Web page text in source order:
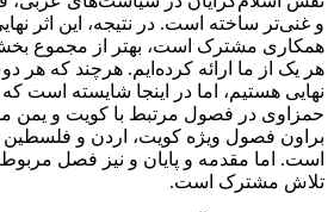
و غنی‌تر ساخته است. در نتیجه، این اثر
همکاری مشترک است، بهتر از مجموع
هر یک از ما ارائه کرده‌ایم. هرچند که
نهایی هستیم، اما در اینجا شایسته است
حمزاوی در فصول مرتبط با کویت و یمن
براون فصول ویژه کویت، اردن و فلسطین
است. اما مقدمه و پایان و نیز فصل
تلاش مشترک است.